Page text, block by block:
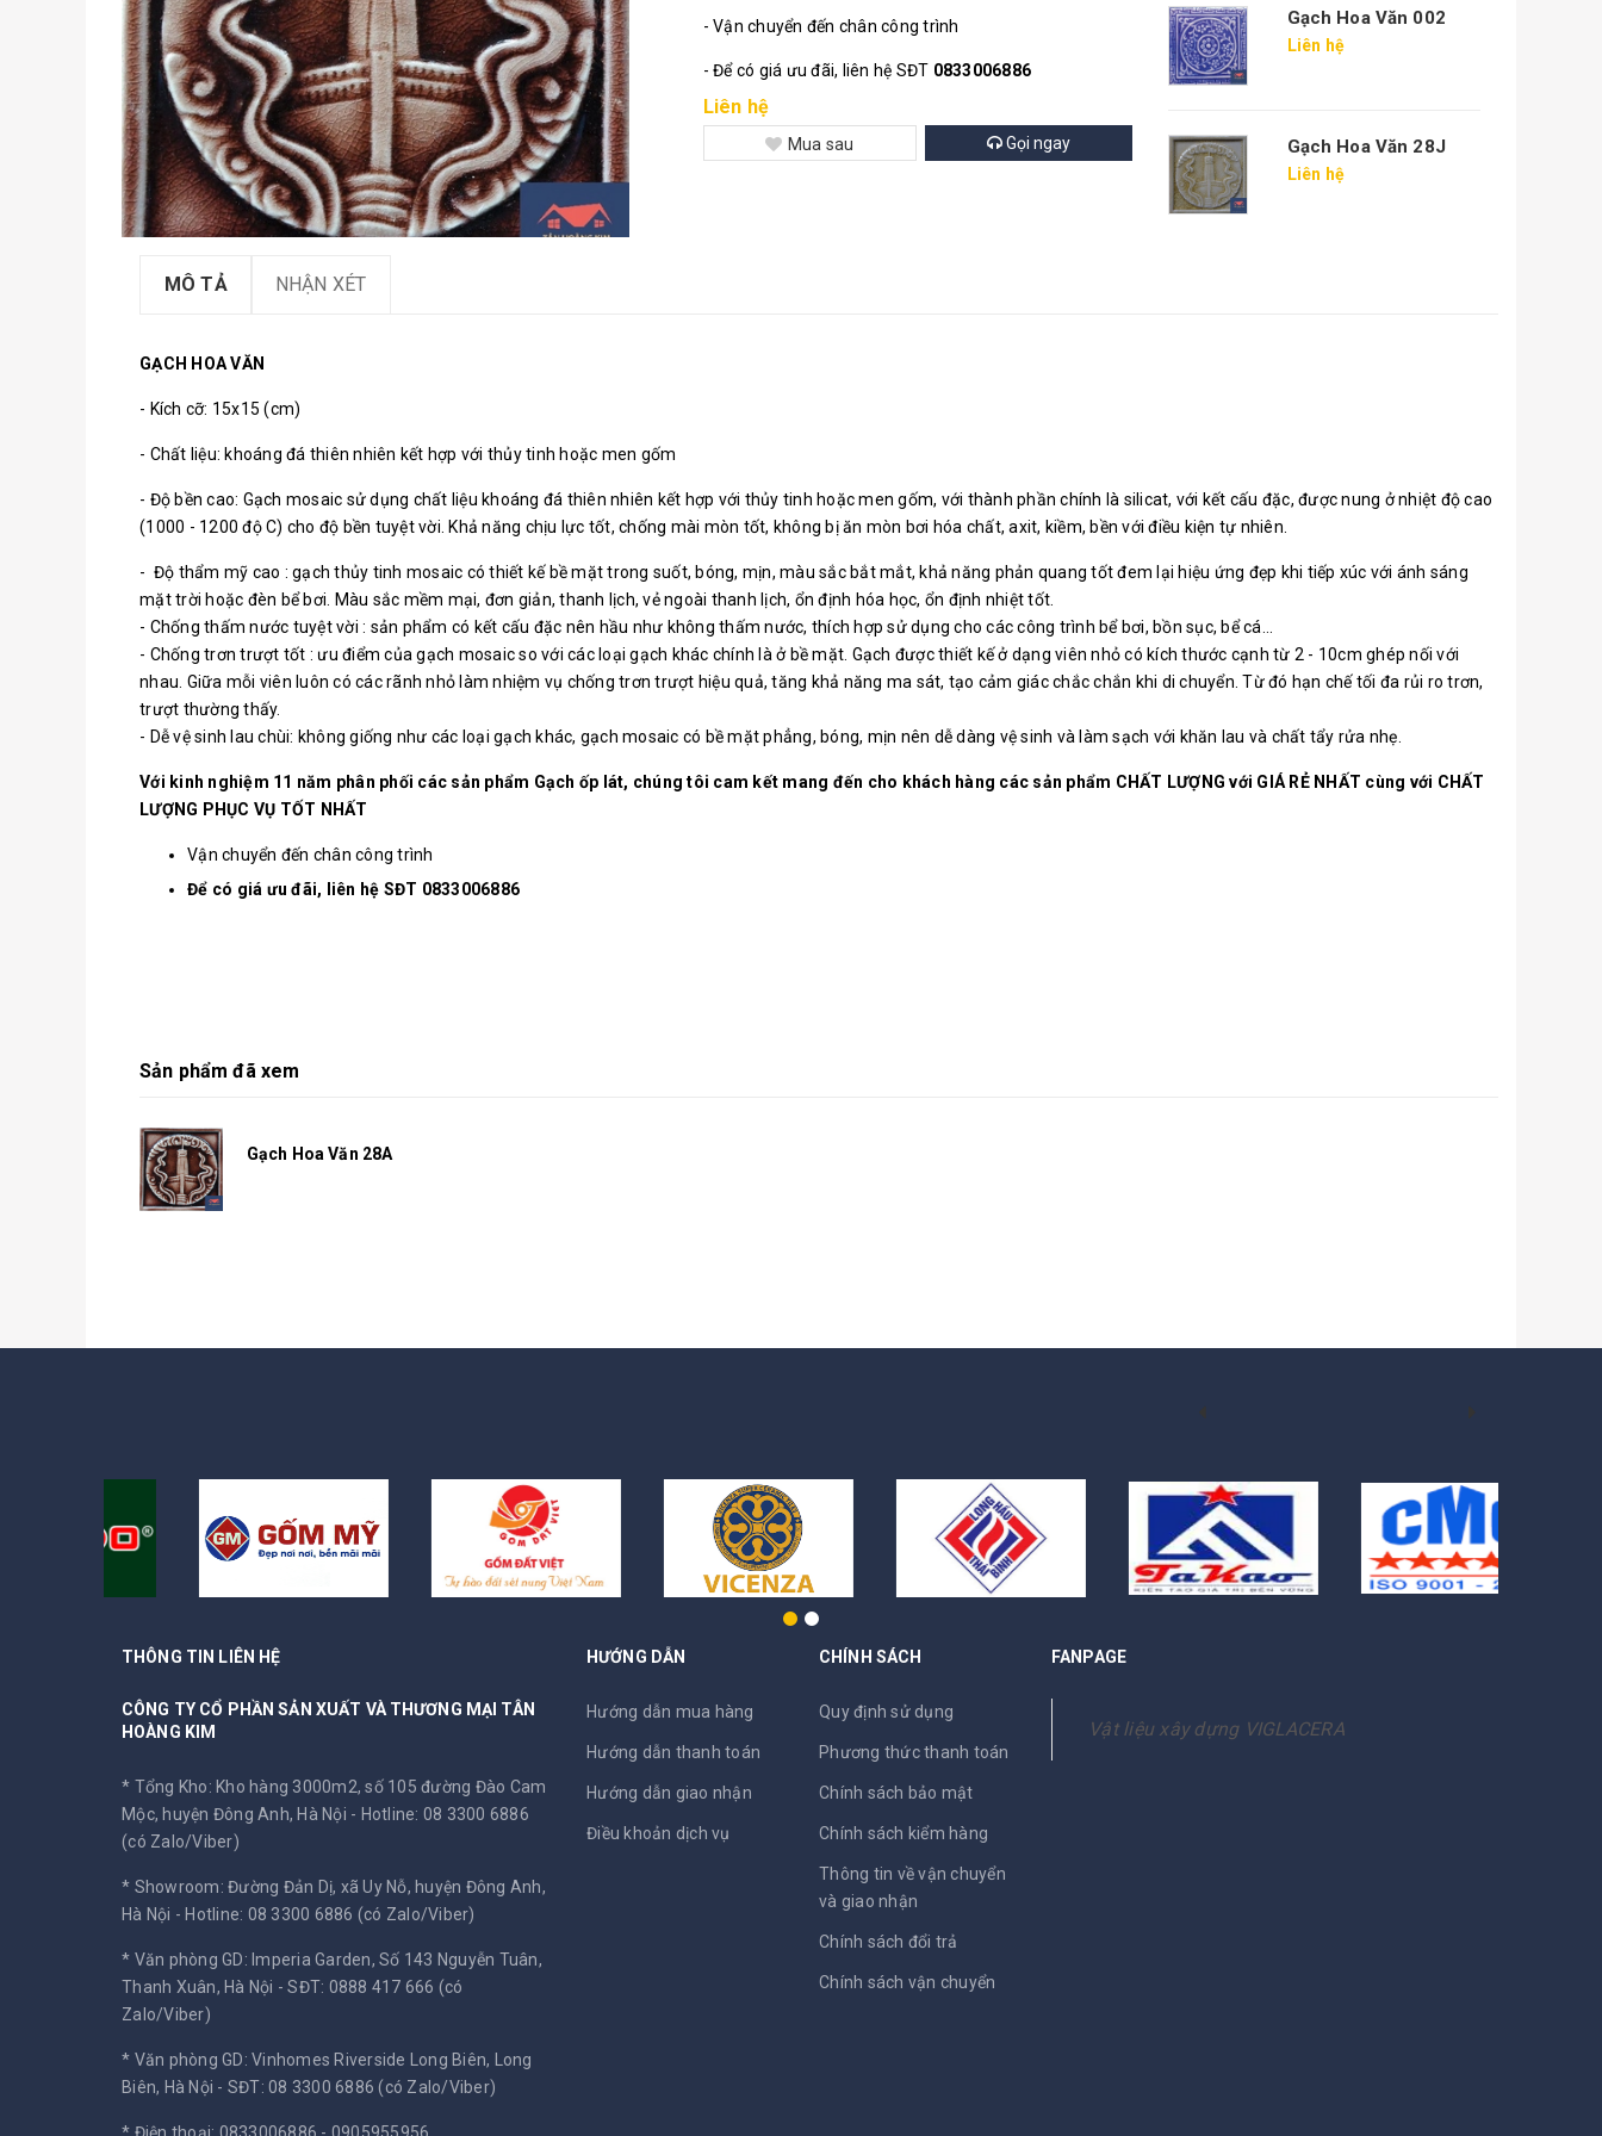
- Vận chuyển đến chân công trình
- Để có giá ưu đãi, liên hệ SĐT 0833006886
Liên hệ
Mua sau Gọi ngay
Gạch Hoa Văn 002
Liên hệ
Gạch Hoa Văn 28J
Liên hệ
MÔ TẢ NHẬN XÉT
GẠCH HOA VĂN
- Kích cỡ: 15x15 (cm)
- Chất liệu: khoáng đá thiên nhiên kết hợp với thủy tinh hoặc men gốm
- Độ bền cao: Gạch mosaic sử dụng chất liệu khoáng đá thiên nhiên kết hợp với thủy tinh hoặc men gốm, với thành phần chính là silicat, với kết cấu đặc, được nung ở nhiệt độ cao
(1000 - 1200 độ C) cho độ bền tuyệt vời. Khả năng chịu lực tốt, chống mài mòn tốt, không bị ăn mòn bơi hóa chất, axit, kiềm, bền với điều kiện tự nhiên.
- Độ thẩm mỹ cao : gạch thủy tinh mosaic có thiết kế bề mặt trong suốt, bóng, mịn, màu sắc bắt mắt, khả năng phản quang tốt đem lại hiệu ứng đẹp khi tiếp xúc với ánh sáng
mặt trời hoặc đèn bể bơi. Màu sắc mềm mại, đơn giản, thanh lịch, vẻ ngoài thanh lịch, ổn định hóa học, ổn định nhiệt tốt.
- Chống thấm nước tuyệt vời : sản phẩm có kết cấu đặc nên hầu như không thấm nước, thích hợp sử dụng cho các công trình bể bơi, bồn sục, bể cá...
- Chống trơn trượt tốt : ưu điểm của gạch mosaic so với các loại gạch khác chính là ở bề mặt. Gạch được thiết kế ở dạng viên nhỏ có kích thước cạnh từ 2 - 10cm ghép nối với
nhau. Giữa mỗi viên luôn có các rãnh nhỏ làm nhiệm vụ chống trơn trượt hiệu quả, tăng khả năng ma sát, tạo cảm giác chắc chắn khi di chuyển. Từ đó hạn chế tối đa rủi ro trơn,
trượt thường thấy.
- Dễ vệ sinh lau chùi: không giống như các loại gạch khác, gạch mosaic có bề mặt phẳng, bóng, mịn nên dễ dàng vệ sinh và làm sạch với khăn lau và chất tẩy rửa nhẹ.
Với kinh nghiệm 11 năm phân phối các sản phẩm Gạch ốp lát, chúng tôi cam kết mang đến cho khách hàng các sản phẩm CHẤT LƯỢNG với GIÁ RẺ NHẤT cùng với CHẤT
LƯỢNG PHỤC VỤ TỐT NHẤT
Vận chuyển đến chân công trình
Để có giá ưu đãi, liên hệ SĐT 0833006886
Sản phẩm đã xem
Gạch Hoa Văn 28A
THÔNG TIN LIÊN HỆ
CÔNG TY CỔ PHẦN SẢN XUẤT VÀ THƯƠNG MẠI TÂN
HOÀNG KIM
* Tổng Kho: Kho hàng 3000m2, số 105 đường Đào Cam
Mộc, huyện Đông Anh, Hà Nội - Hotline: 08 3300 6886
(có Zalo/Viber)
* Showroom: Đường Đản Dị, xã Uy Nỗ, huyện Đông Anh,
Hà Nội -Hotline: 08 3300 6886 (có Zalo/Viber)
* Văn phòng GD: Imperia Garden, Số 143 Nguyễn Tuân,
Thanh Xuân, Hà Nội -SĐT: 0888 417 666 (có
Zalo/Viber)
* Văn phòng GD: Vinhomes Riverside Long Biên, Long
Biên, Hà Nội - SĐT: 08 3300 6886 (có Zalo/Viber)
* Điện thoại: 0833006886 - 0905955956
HƯỚNG DẪN
Hướng dẫn mua hàng
Hướng dẫn thanh toán
Hướng dẫn giao nhận
Điều khoản dịch vụ
CHÍNH SÁCH
Quy định sử dụng
Phương thức thanh toán
Chính sách bảo mật
Chính sách kiểm hàng
Thông tin về vận chuyển
và giao nhận
Chính sách đổi trả
Chính sách vận chuyển
FANPAGE
Vật liệu xây dựng VIGLACERA